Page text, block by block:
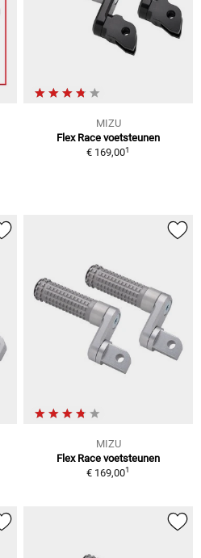
MIZU
Flex Race voetsteunen
€ 169,001
MIZU
Flex Race voetsteunen
€ 169,001